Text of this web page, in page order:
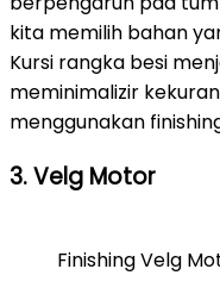
kita memilih bahan
Kursi rangka besi
meminimalizir
menggunakan
3. Velg Motor
Finishing Velg